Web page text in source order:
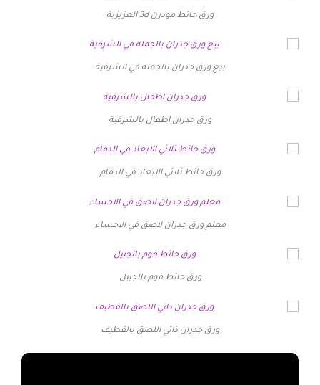
ورق حائط مودرن 3d العزيزية
بيع ورق جدران بالجمله في الشرقية
ورق جدران اطفال بالشرقية
ورق حائط ثلاثي الابعاد في الدمام
معلم ورق جدران لاصق في الاحساء
ورق حائط فوم بالجبيل
ورق جدران ذاتي اللصق بالقطيف